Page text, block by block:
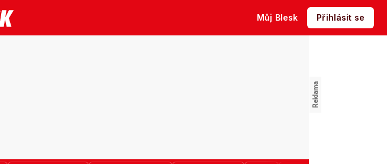
Můj Blesk Přihlásit se